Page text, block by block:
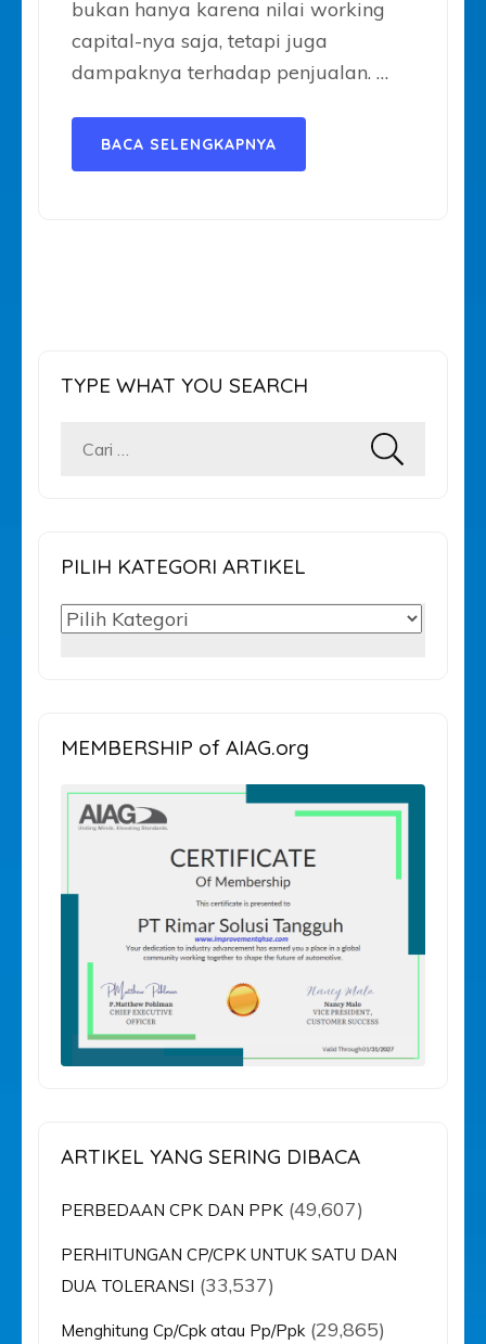
bukan hanya karena nilai working
capital-nya saja, tetapi juga
dampaknya terhadap penjualan. …
BACA SELENGKAPNYA
TYPE WHAT YOU SEARCH
Cari
PILIH KATEGORI ARTIKEL
PILIH
MEMBERSHIP of AIAG.org
ARTIKEL YANG SERING DIBACA
PERBEDAAN CPK DAN PPK (49,607)
PERHITUNGAN CP/CPK UNTUK SATU DAN
DUA TOLERANSI (33,537)
Menghitung Cp/Cpk atau Pp/Ppk (29,865)